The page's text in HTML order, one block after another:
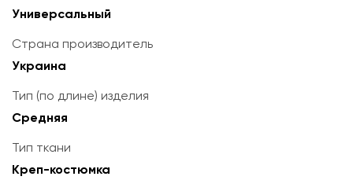
Универсальный
Страна производитель
Украина
Тип (по длине) изделия
Средняя
Тип ткани
Креп-костюмка